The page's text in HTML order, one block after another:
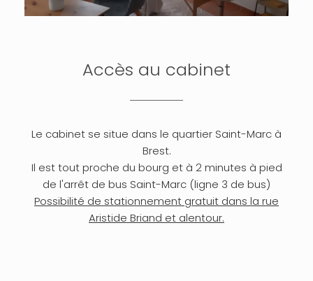
Accès au cabinet
Le cabinet se situe dans le quartier Saint-Marc à
Brest.
Il est tout proche du bourg et à 2 minutes à pied
de l'arrêt de bus Saint-Marc (ligne 3 de bus)
Possibilité de stationnement gratuit dans la rue
Aristide Briand et alentour.